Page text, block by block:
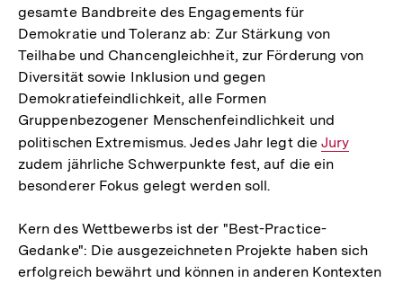
gesamte Bandbreite des Engagements für
Demokratie und Toleranz ab: Zur Stärkung von
Teilhabe und Chancengleichheit, zur Förderung von
Diversität sowie Inklusion und gegen
Demokratiefeindlichkeit, alle Formen
Gruppenbezogener Menschenfeindlichkeit und
politischen Extremismus. Jedes Jahr legt dieInterner
Link:
Jury
zudem jährliche Schwerpunkte fest, auf die ein
besonderer Fokus gelegt werden soll.
Kern des Wettbewerbs ist der "Best-Practice-
Gedanke": Die ausgezeichneten Projekte haben sich
erfolgreich bewährt und können in anderen Kontexten